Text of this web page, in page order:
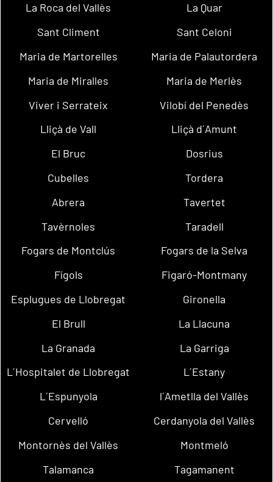
La Roca del Vallès
La Quar
Sant Climent
Sant Celoni
Maria de Martorelles
Maria de Palautordera
Maria de Miralles
Maria de Merlès
Viver i Serrateix
Vilobí del Penedès
Lliçà de Vall
Lliçà d´Amunt
El Bruc
Dosrius
Cubelles
Tordera
Abrera
Tavertet
Tavèrnoles
Taradell
Fogars de Montclús
Fogars de la Selva
Fígols
Figaró-Montmany
Esplugues de Llobregat
Gironella
El Brull
La Llacuna
La Granada
La Garriga
L´Hospitalet de Llobregat
L´Estany
L´Espunyola
l´Ametlla del Vallès
Cervelló
Cerdanyola del Vallès
Montornès del Vallès
Montmeló
Talamanca
Tagamanent